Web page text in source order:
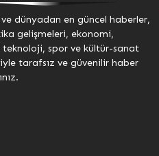
dünyadan en güncel haberler,
gelişmeleri, ekonomi,
teknoloji, spor ve kültür-sanat
tarafsız ve güvenilir haber